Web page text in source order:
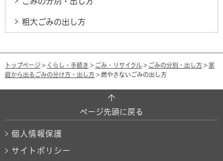
粗大ごみの出し方
トップページ > くらし・手続き > ごみ・リサイクル > ごみの分別・出し方 > 家
庭から出るごみの分け方・出し方 > 燃やさないごみの出し方
ページ先頭に戻る
個人情報保護
サイトポリシー